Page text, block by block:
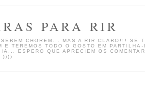
PARA RIR
CHOREM... MAS A RIR CLARO!!! SE
TEREMOS TODO O GOSTO EM PARTILHA-
ESPERO QUE APRECIEM OS
))))